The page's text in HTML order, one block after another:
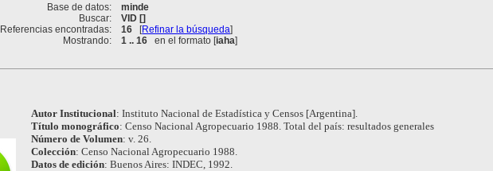
Base de datos:
minde
Buscar:
VID []
Referencias encontradas:
16 [Refinar la búsqueda]
Mostrando:
1 .. 16 en el formato [iaha]
Autor Institucional: Instituto Nacional de Estadística y Censos [Argentina].
Título monográfico: Censo Nacional Agropecuario 1988. Total del país: resultados generales
Número de Volumen: v. 26.
Colección: Censo Nacional Agropecuario 1988.
Datos de edición: Buenos Aires: INDEC, 1992.